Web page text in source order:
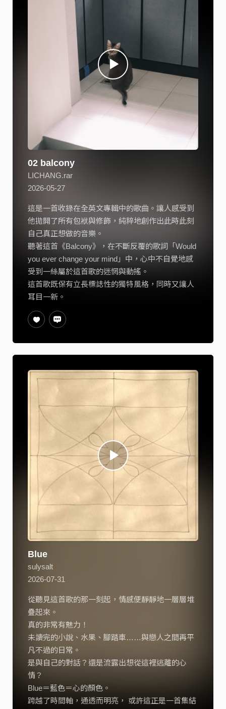
02 balcony
LICHANG.rar
2026-05-27
這是一首收錄在全英文專輯中的歌曲。讓人感受到
他拋開了所有包袱與修飾，純粹地創作出此時此刻
自己真正想做的音樂。
聽著這首《Balcony》，在不斷反覆的歌詞「Would
you ever change your mind」中，心中不自覺地感
受到一絲屬於這首歌的迷惘與動搖。
這首歌既保有立長標誌性的獨特風格，同時又讓人
耳目一新。
Blue
sulysalt
2026-07-31
從聽見這首歌的那一刻起，情感便靜靜地一層層堆
疊起來。
真的非常有魅力！
未讀完的小說、水果、腳踏車……與戀人之間再平
凡不過的日常。
是與自己的對話？還是流露出想從這裡逃離的心
情？
Blue＝藍色＝心的顏色。
跨越了時間軸，通透而明亮， 或許這正是一首集結